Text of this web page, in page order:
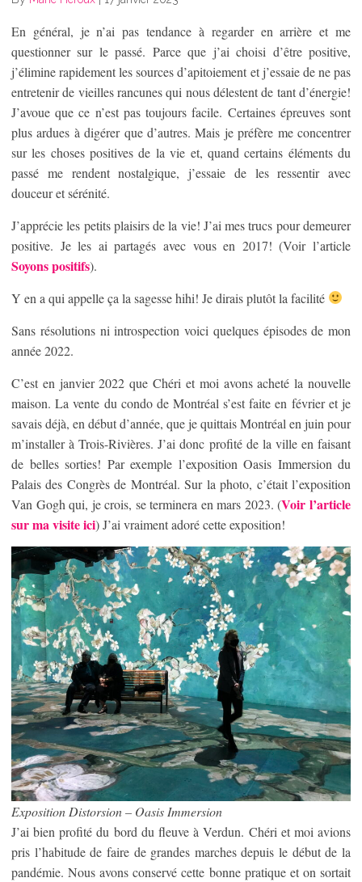
En général, je n’ai pas tendance à regarder en arrière et me
questionner sur le passé. Parce que j’ai choisi d’être positive,
j’élimine rapidement les sources d’apitoiement et j’essaie de ne pas
entretenir de vieilles rancunes qui nous délestent de tant d’énergie!
J’avoue que ce n’est pas toujours facile. Certaines épreuves sont
plus ardues à digérer que d’autres. Mais je préfère me concentrer
sur les choses positives de la vie et, quand certains éléments du
passé me rendent nostalgique, j’essaie de les ressentir avec
douceur et sérénité.
J’apprécie les petits plaisirs de la vie! J’ai mes trucs pour demeurer
positive. Je les ai partagés avec vous en 2017! (Voir l’article
Soyons positifs).
Y en a qui appelle ça la sagesse hihi! Je dirais plutôt la facilité
Sans résolutions ni introspection voici quelques épisodes de mon
année 2022.
C’est en janvier 2022 que Chéri et moi avons acheté la nouvelle
maison. La vente du condo de Montréal s’est faite en février et je
savais déjà, en début d’année, que je quittais Montréal en juin pour
m’installer à Trois-Rivières. J’ai donc profité de la ville en faisant
de belles sorties! Par exemple l’exposition Oasis Immersion du
Palais des Congrès de Montréal. Sur la photo, c’était l’exposition
Van Gogh qui, je crois, se terminera en mars 2023. (Voir l’article
sur ma visite ici) J’ai vraiment adoré cette exposition!
Exposition Distorsion – Oasis Immersion
J’ai bien profité du bord du fleuve à Verdun. Chéri et moi avions
pris l’habitude de faire de grandes marches depuis le début de la
pandémie. Nous avons conservé cette bonne pratique et on sortait